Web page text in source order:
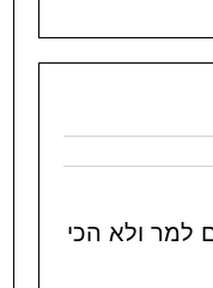
למר ולא הכי